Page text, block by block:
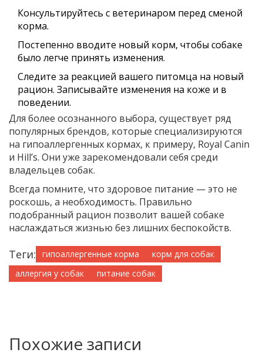
Консультируйтесь с ветеринаром перед сменой
корма.
Постепенно вводите новый корм, чтобы собаке
было легче принять изменения.
Следите за реакцией вашего питомца на новый
рацион. Записывайте изменения на коже и в
поведении.
Для более осознанного выбора, существует ряд
популярных брендов, которые специализируются
на гипоаллергенных кормах, к примеру, Royal Canin
и Hill’s. Они уже зарекомендовали себя среди
владельцев собак.
Всегда помните, что здоровое питание — это не
роскошь, а необходимость. Правильно
подобранный рацион позволит вашей собаке
наслаждаться жизнью без лишних беспокойств.
Теги: гипоаллергенные корма
корм для собак
аллергия у собак
питание собак
Похожие записи